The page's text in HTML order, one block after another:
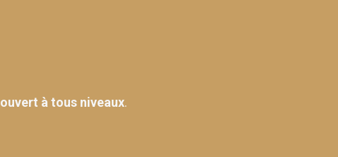
ouvert à tous niveaux.